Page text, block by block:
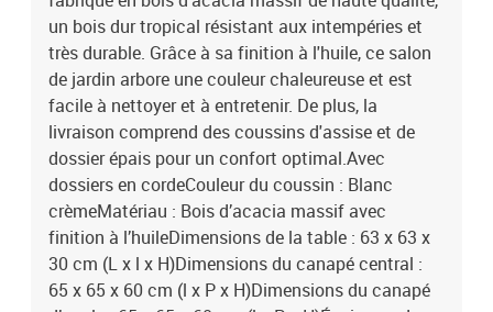
un bois dur tropical résistant aux intempéries et
très durable. Grâce à sa finition à l'huile, ce salon
de jardin arbore une couleur chaleureuse et est
facile à nettoyer et à entretenir. De plus, la
livraison comprend des coussins d'assise et de
dossier épais pour un confort optimal.Avec
dossiers en cordeCouleur du coussin : Blanc
crèmeMatériau : Bois d’acacia massif avec
finition à l’huileDimensions de la table : 63 x 63 x
30 cm (L x l x H)Dimensions du canapé central :
65 x 65 x 60 cm (l x P x H)Dimensions du canapé